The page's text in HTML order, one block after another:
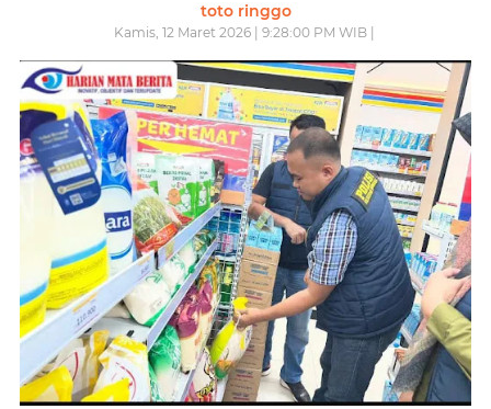
toto ringgo
Kamis, 12 Maret 2026 | 9:28:00 PM WIB |